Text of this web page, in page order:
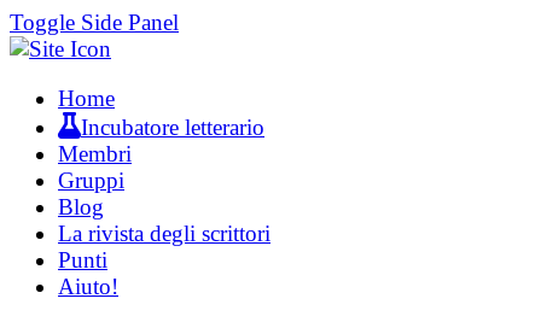
Toggle Side Panel
Home
Incubatore letterario
Membri
Gruppi
Blog
La rivista degli scrittori
Punti
Aiuto!